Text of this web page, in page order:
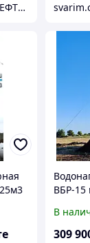
ООО "ХИММАШНЕФТЕГАЗ"
ВБР-15
В
309